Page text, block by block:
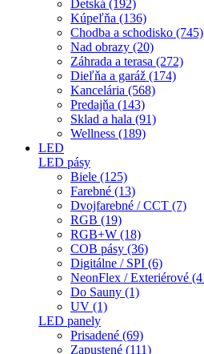
Detská (192)
Kúpeľňa (136)
Chodba a schodisko (745)
Nad obrazy (20)
Záhrada a terasa (272)
Dieľňa a garáž (174)
Kancelária (568)
Predajňa (143)
Sklad a hala (91)
Wellness (189)
LED
LED pásy
Biele (125)
Farebné (13)
Dvojfarebné / CCT (7)
RGB (19)
RGB+W (18)
COB pásy (36)
Digitálne / SPI (6)
NeonFlex / Exteriérové
Do Sauny (1)
UV (1)
LED panely
Prisadené (69)
Zapustené (111)